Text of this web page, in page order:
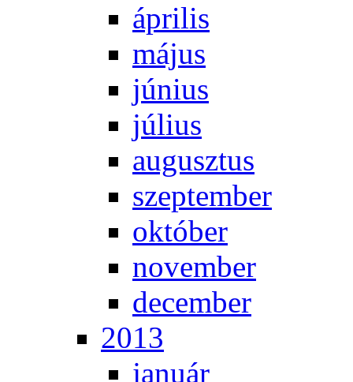
áp­ri­lis
má­jus
jú­ni­us
jú­li­us
au­gusz­tus
szep­tem­ber
ok­tó­ber
no­vem­ber
de­cem­ber
2013
ja­nu­ár